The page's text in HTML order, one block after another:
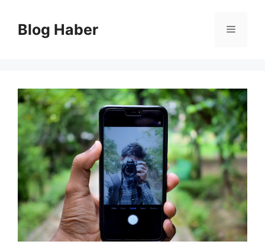
Blog Haber Menü